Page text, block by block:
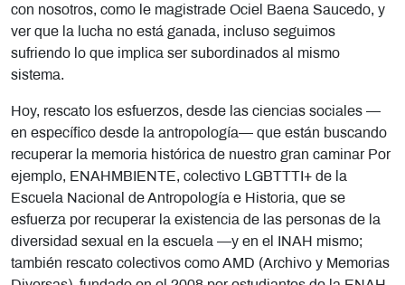
con nosotros, como le magistrade Ociel Baena Saucedo, y
ver que la lucha no está ganada, incluso seguimos
sufriendo lo que implica ser subordinados al mismo
sistema.
Hoy, rescato los esfuerzos, desde las ciencias sociales —
en específico desde la antropología— que están buscando
recuperar la memoria histórica de nuestro gran caminar Por
ejemplo, ENAHMBIENTE, colectivo LGBTTTI+ de la
Escuela Nacional de Antropología e Historia, que se
esfuerza por recuperar la existencia de las personas de la
diversidad sexual en la escuela —y en el INAH mismo;
también rescato colectivos como AMD (Archivo y Memorias